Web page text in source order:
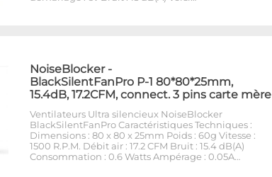
NoiseBlocker-
BlackSilentFanPro P-1 80*80*25mm,
15.4dB, 17.2CFM, connect. 3 pins carte mère
Ventilateurs Ultra silencieux NoiseBlocker
BlackSilentFanPro Caractéristiques Techniques :
Dimensions : 80 x 80 x 25mm Poids : 60g Vitesse :
1500 R.P.M. Débit air : 17.2 CFM Bruit : 15.4 dB(A)
Consommation : 0.6 Watts Ampérage : 0.05A…